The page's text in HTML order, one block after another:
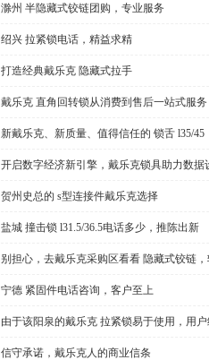
滁州 半隐藏式铰链团购，专业服务
绍兴 拉紧锁电话，精益求精
打造经典戴乐克 隐藏式拉手
戴乐克 直角回转锁从消费到售后一站式服务
新戴乐克、新质量、值得信任的 锁舌 l35/45
开启数字经济新引擎，戴乐克锁具助力数据
贺州史总的 s型连接件戴乐克选择
盐城 撞击锁 l31.5/36.5电话多少，推陈出新
别担心，去戴乐克采购区看看 隐藏式铰链
宁德 紧固件电话咨询，客户至上
由于该阳泉的戴乐克 拉紧锁易于使用，用
信守承诺，戴乐克人的商业信条